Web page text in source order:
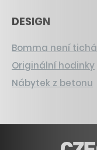
DESIGN
Bomma není tichá
Originální hodinky
Nábytek z betonu